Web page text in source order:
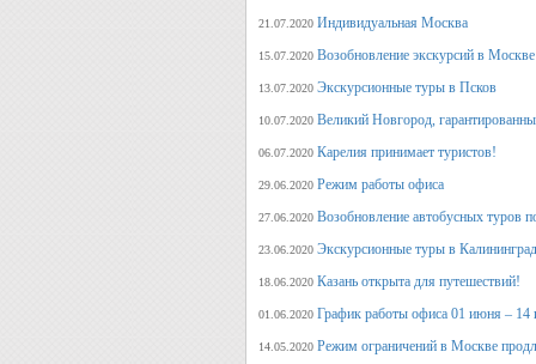
21.07.2020 Индивидуальная Москва
15.07.2020 Возобновление экскурсий в
13.07.2020 Экскурсионные туры в Псков
10.07.2020 Великий Новгород,
06.07.2020 Карелия принимает туристов!
29.06.2020 Режим работы офиса
27.06.2020 Возобновление автобусных туров
23.06.2020 Экскурсионные туры в
18.06.2020 Казань открыта для путешествий!
01.06.2020 График работы офиса 01 июня – 14
14.05.2020 Режим ограничений в Москве